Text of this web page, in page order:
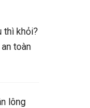
thì khỏi?
toàn
lông